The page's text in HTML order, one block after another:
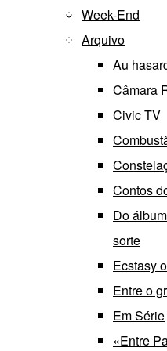
Week-End
Arquivo
Au
Câmara
Civic TV
Contos
Do
sorte
Ecstasy
Entre o
Em Série
«Entre